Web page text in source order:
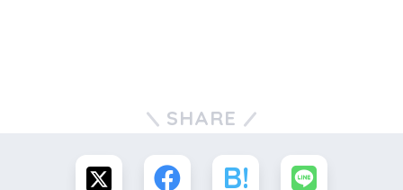
SHARE